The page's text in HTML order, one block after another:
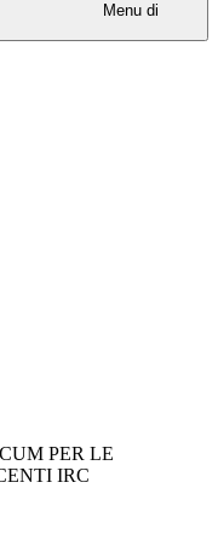
Menu di
PER LE
IRC